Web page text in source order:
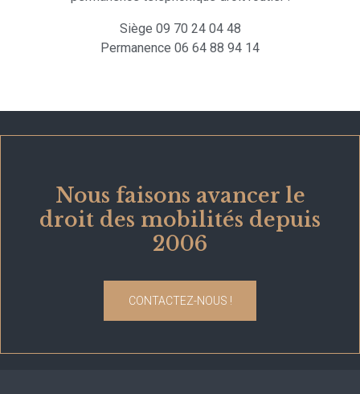
Siège 09 70 24 04 48
Permanence 06 64 88 94 14
Nous faisons avancer le
droit des mobilités depuis
2006
CONTACTEZ-NOUS !